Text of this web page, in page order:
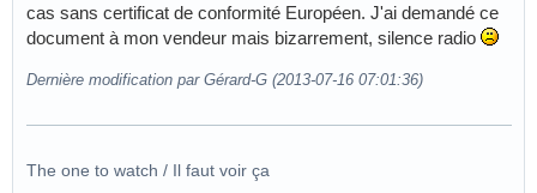
cas sans certificat de conformité Européen. J'ai demandé ce
document à mon vendeur mais bizarrement, silence radio
Dernière modification par Gérard-G (2013-07-16 07:01:36)
The one to watch / Il faut voir ça